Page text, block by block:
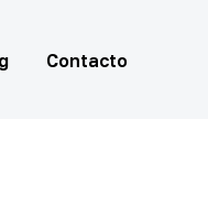
Contacto